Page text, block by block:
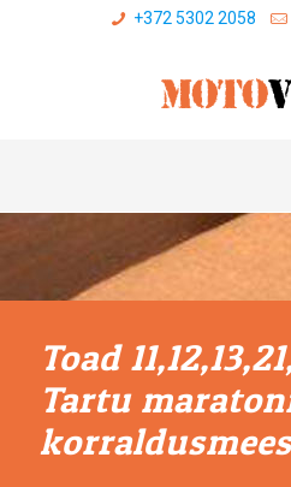
+372 5302 2058
Toad
Tartu